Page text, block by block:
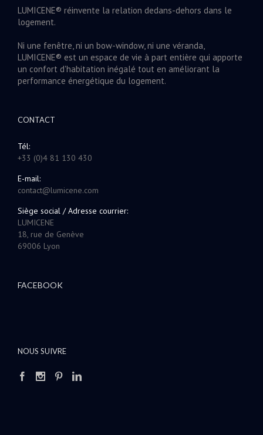
LUMICENE® réinvente la relation dedans-dehors dans le
logement.
Ni une fenêtre, ni un bow-window, ni une véranda,
LUMICENE® est un espace de vie à part entière qui apporte
un confort d'habitation inégalé tout en améliorant la
performance énergétique du logement.
CONTACT
Tél:
+33 (0)4 81 130 430
E-mail:
contact@lumicene.com
Siège social / Adresse courrier:
LUMICENE
18, rue de Genève
69006 Lyon
FACEBOOK
NOUS SUIVRE